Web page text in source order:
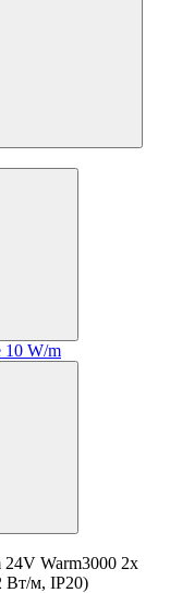
W/m
24V Warm3000 2x
Вт/м, IP20)